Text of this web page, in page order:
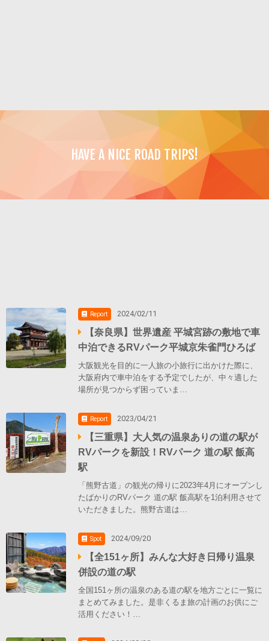
HAVE A NICE ROAD TRIPS!
Report 2024/02/11
【奈良県】世界遺産 平城宮跡の敷地で車
中泊できるRVパーク平城京朱雀門ひろば
大阪観光を目的に一人旅の小旅行に出かけた際に、
大阪府内で車中泊をする予定でしたが、中々適した
場所が見つからず困っていま…
Report 2023/04/21
【三重県】大人気の温泉ありの道の駅が
RVパークを新設！RVパーク 道の駅 飯高
駅
「熊野古道」の観光の帰りに2023年4月にオープンし
たばかりのRVパーク 道の駅 飯高駅を1泊利用させて
いただきました。熊野古道は…
Spot 2024/09/20
【全151ヶ所】みんな大好き日帰り温泉
併設の道の駅
全国151ヶ所の温泉のある道の駅を地方ごとに一覧に
まとめてみました。是非くるま旅の計画のお供にご
活用ください！…